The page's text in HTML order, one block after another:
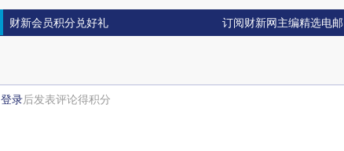
财新会员积分兑好礼 订阅财新网主编精选电邮
登录后发表评论得积分